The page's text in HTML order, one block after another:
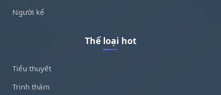
Người kể
Thể loại hot
Tiểu thuyết
Trinh thám